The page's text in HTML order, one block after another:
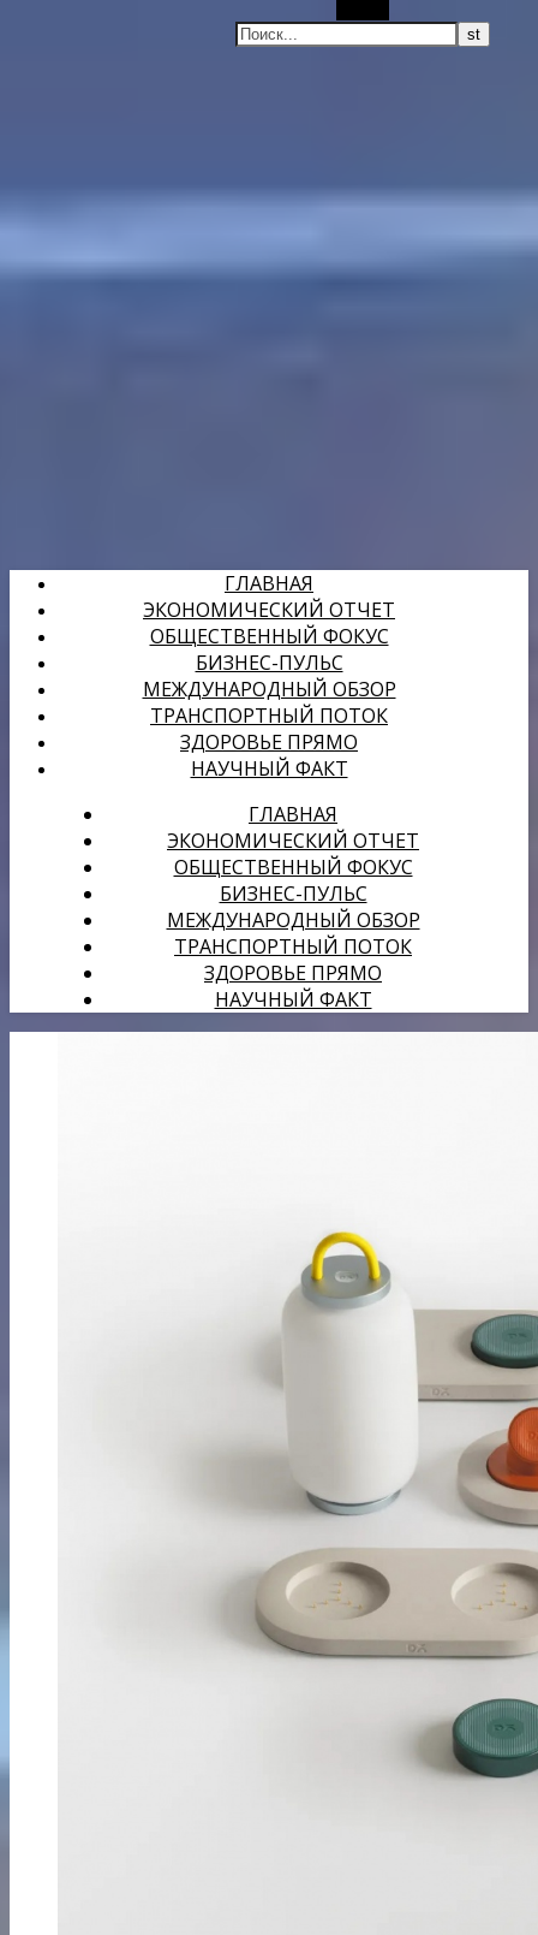
ГЛАВНАЯ
ЭКОНОМИЧЕСКИЙ ОТЧЕТ
ОБЩЕСТВЕННЫЙ ФОКУС
БИЗНЕС-ПУЛЬС
МЕЖДУНАРОДНЫЙ ОБЗОР
ТРАНСПОРТНЫЙ ПОТОК
ЗДОРОВЬЕ ПРЯМО
НАУЧНЫЙ ФАКТ
ГЛАВНАЯ
ЭКОНОМИЧЕСКИЙ ОТЧЕТ
ОБЩЕСТВЕННЫЙ ФОКУС
БИЗНЕС-ПУЛЬС
МЕЖДУНАРОДНЫЙ ОБЗОР
ТРАНСПОРТНЫЙ ПОТОК
ЗДОРОВЬЕ ПРЯМО
НАУЧНЫЙ ФАКТ